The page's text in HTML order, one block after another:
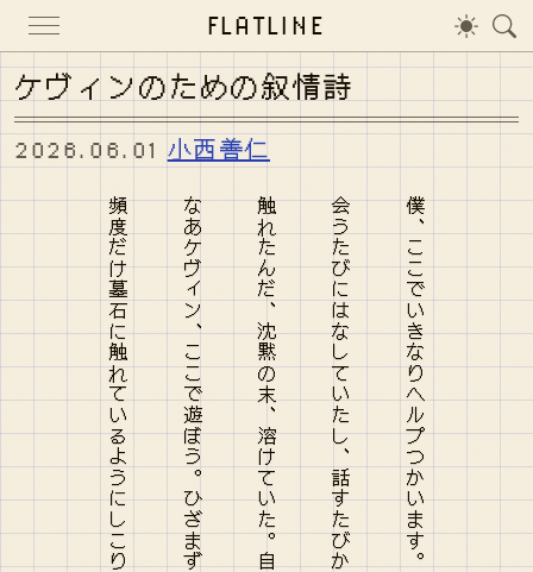
FLATLINE
ケヴィンのための叙情詩
2026.06.01 小西善仁